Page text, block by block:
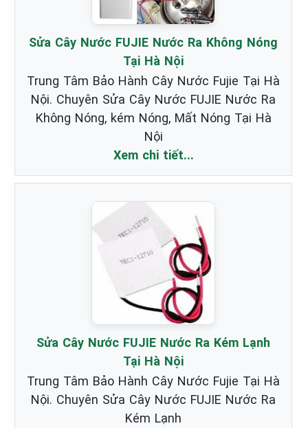
Sửa Cây Nước FUJIE Nước Ra Không Nóng
Tại Hà Nội
Trung Tâm Bảo Hành Cây Nước Fujie Tại Hà
Nội. Chuyên Sửa Cây Nước FUJIE Nước Ra
Không Nóng, kém Nóng, Mất Nóng Tại Hà
Nội
Xem chi tiết...
Sửa Cây Nước FUJIE Nước Ra Kém Lạnh
Tại Hà Nội
Trung Tâm Bảo Hành Cây Nước Fujie Tại Hà
Nội. Chuyên Sửa Cây Nước FUJIE Nước Ra
Kém Lạnh